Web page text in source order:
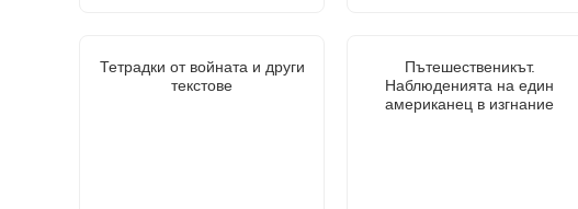
Тетрадки от войната и други
текстове
Пътешественикът.
Наблюденията на един
американец в изгнание